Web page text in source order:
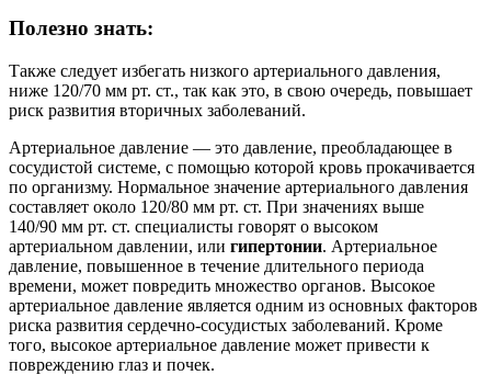
Полезно знать:
Также следует избегать низкого артериального давления,
ниже 120/70 мм рт. ст., так как это, в свою очередь, повышает
риск развития вторичных заболеваний.
Артериальное давление — это давление, преобладающее в
сосудистой системе, с помощью которой кровь прокачивается
по организму. Нормальное значение артериального давления
составляет около 120/80 мм рт. ст. При значениях выше
140/90 мм рт. ст. специалисты говорят о высоком
артериальном давлении, или гипертонии. Артериальное
давление, повышенное в течение длительного периода
времени, может повредить множество органов. Высокое
артериальное давление является одним из основных факторов
риска развития сердечно-сосудистых заболеваний. Кроме
того, высокое артериальное давление может привести к
повреждению глаз и почек.